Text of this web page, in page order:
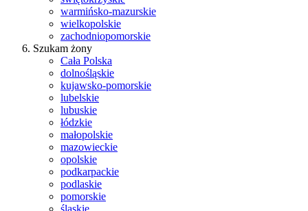
warmińsko-mazurskie
wielkopolskie
zachodniopomorskie
Szukam żony
Cała Polska
dolnośląskie
kujawsko-pomorskie
lubelskie
lubuskie
łódzkie
małopolskie
mazowieckie
opolskie
podkarpackie
podlaskie
pomorskie
śląskie